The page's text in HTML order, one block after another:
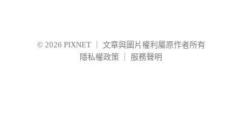
© 2026 PIXNET
文章與圖片權利屬原作者所有
隱私權政策
服務聲明